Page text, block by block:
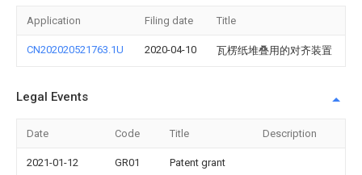
Application Filing date Title
CN202020521763.1U 2020-04-10 瓦楞纸堆叠用的对齐装置
Legal Events
Date Code Title Description
2021-01-12 GR01 Patent grant